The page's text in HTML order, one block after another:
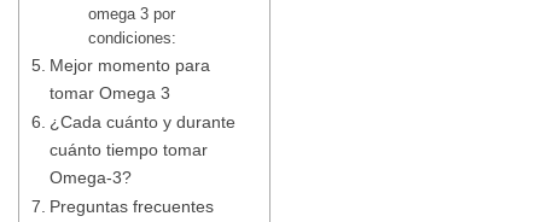
omega 3 por
condiciones:
Mejor momento para
tomar Omega 3
¿Cada cuánto y durante
cuánto tiempo tomar
Omega-3?
Preguntas frecuentes